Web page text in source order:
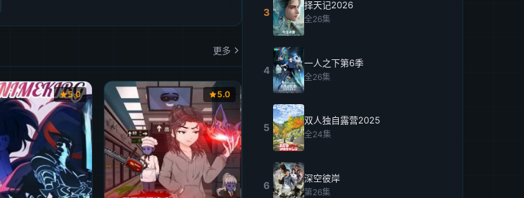
更多
5.0 5.0
3
择天记2026
全26集
4
一人之下第6季
全26集
5
双人独自露营2025
全24集
6
深空彼岸
第26集